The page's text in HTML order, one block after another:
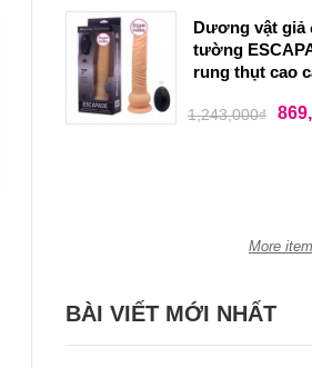
Dương vật giả
tường
rung thụt cao
1,243,000₫
More
BÀI VIẾT MỚI NHẤT